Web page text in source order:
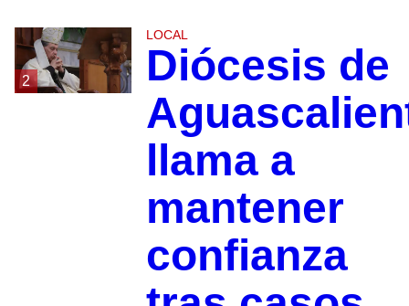
2
LOCAL
Diócesis de
llama a
mantener
confianza